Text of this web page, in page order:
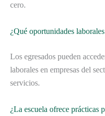
cero.
¿Qué oportunidades
Los egresados pueden
laborales en empresas del
servicios.
¿La escuela ofrece prácticas